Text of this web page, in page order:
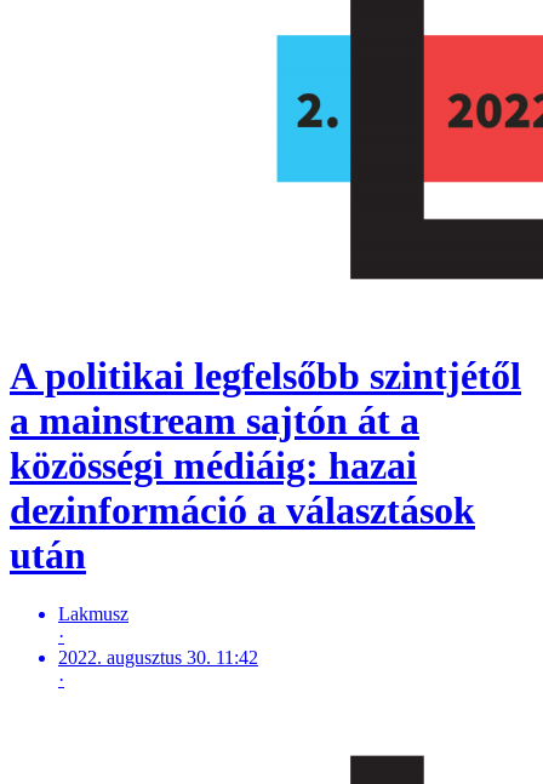
A politikai legfelsőbb szintjétől
a mainstream sajtón át a
közösségi médiáig: hazai
dezinformáció a választások
után
Lakmusz
·
2022. augusztus 30. 11:42
·